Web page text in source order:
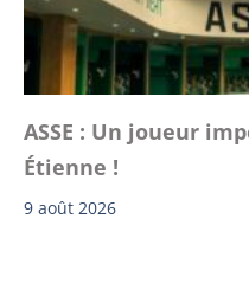
ASSE : Un joueur
Étienne !
9 août 2026